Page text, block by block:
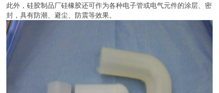
此外，硅胶制品厂硅橡胶还可作为各种电子管或电气元件的涂层、密
封，具有防潮、避尘、防震等效果。